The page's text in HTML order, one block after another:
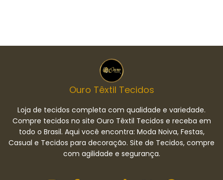
Ouro Têxtil Tecidos
Loja de tecidos completa com qualidade e variedade.
Compre tecidos no site Ouro Têxtil Tecidos e receba em
todo o Brasil. Aqui você encontra: Moda Noiva, Festas,
Casual e Tecidos para decoração. Site de Tecidos, compre
com agilidade e segurança.